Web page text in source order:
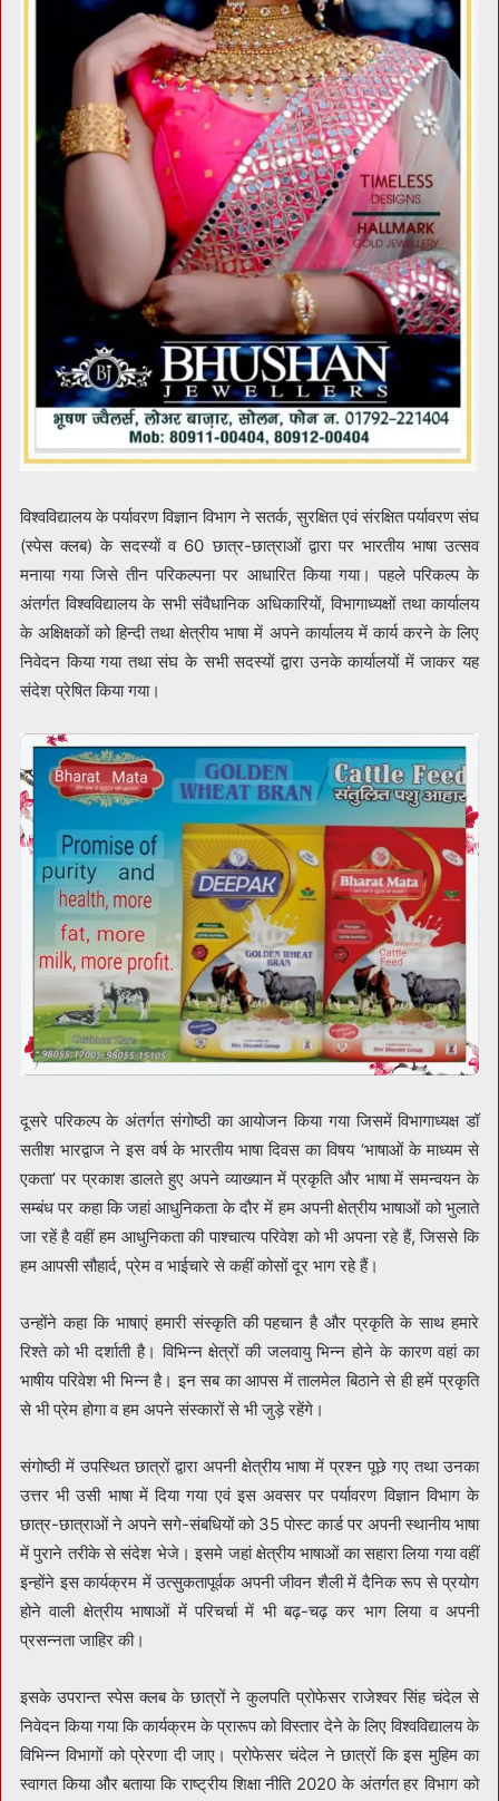
विश्वविद्यालय के पर्यावरण विज्ञान विभाग ने सतर्क, सुरक्षित एवं संरक्षित पर्यावरण संघ
(स्पेस क्लब) के सदस्यों व 60 छात्र-छात्राओं द्वारा पर भारतीय भाषा उत्सव
मनाया गया जिसे तीन परिकल्पना पर आधारित किया गया। पहले परिकल्प के
अंतर्गत विश्वविद्यालय के सभी संवैधानिक अधिकारियों, विभागाध्यक्षों तथा कार्यालय
के अक्षिक्षकों को हिन्दी तथा क्षेत्रीय भाषा में अपने कार्यालय में कार्य करने के लिए
निवेदन किया गया तथा संघ के सभी सदस्यों द्वारा उनके कार्यालयों में जाकर यह
संदेश प्रेषित किया गया।
दूसरे परिकल्प के अंतर्गत संगोष्ठी का आयोजन किया गया जिसमें विभागाध्यक्ष डॉ
सतीश भारद्वाज ने इस वर्ष के भारतीय भाषा दिवस का विषय ‘भाषाओं के माध्यम से
एकता’ पर प्रकाश डालते हुए अपने व्याख्यान में प्रकृति और भाषा में समन्वयन के
सम्बंध पर कहा कि जहां आधुनिकता के दौर में हम अपनी क्षेत्रीय भाषाओं को भुलाते
जा रहें है वहीं हम आधुनिकता की पाश्चात्य परिवेश को भी अपना रहे हैं, जिससे कि
हम आपसी सौहार्द, प्रेम व भाईचारे से कहीं कोसों दूर भाग रहे हैं।
उन्होंने कहा कि भाषाएं हमारी संस्कृति की पहचान है और प्रकृति के साथ हमारे
रिश्ते को भी दर्शाती है। विभिन्न क्षेत्रों की जलवायु भिन्न होने के कारण वहां का
भाषीय परिवेश भी भिन्न है। इन सब का आपस में तालमेल बिठाने से ही हमें प्रकृति
से भी प्रेम होगा व हम अपने संस्कारों से भी जुड़े रहेंगे।
संगोष्ठी में उपस्थित छात्रों द्वारा अपनी क्षेत्रीय भाषा में प्रश्न पूछे गए तथा उनका
उत्तर भी उसी भाषा में दिया गया एवं इस अवसर पर पर्यावरण विज्ञान विभाग के
छात्र-छात्राओं ने अपने सगे-संबधियों को 35 पोस्ट कार्ड पर अपनी स्थानीय भाषा
में पुराने तरीके से संदेश भेजे। इसमे जहां क्षेत्रीय भाषाओं का सहारा लिया गया वहीं
इन्होंने इस कार्यक्रम में उत्सुकतापूर्वक अपनी जीवन शैली में दैनिक रूप से प्रयोग
होने वाली क्षेत्रीय भाषाओं में परिचर्चा में भी बढ़-चढ़ कर भाग लिया व अपनी
प्रसन्नता जाहिर की।
इसके उपरान्त स्पेस क्लब के छात्रों ने कुलपति प्रोफेसर राजेश्वर सिंह चंदेल से
निवेदन किया गया कि कार्यक्रम के प्रारूप को विस्तार देने के लिए विश्वविद्यालय के
विभिन्न विभागों को प्रेरणा दी जाए। प्रोफेसर चंदेल ने छात्रों कि इस मुहिम का
स्वागत किया और बताया कि राष्ट्रीय शिक्षा नीति 2020 के अंतर्गत हर विभाग को